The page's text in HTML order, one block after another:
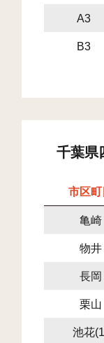
A3
B3
千葉県
市区町
亀崎
物井
長岡
栗山
池花